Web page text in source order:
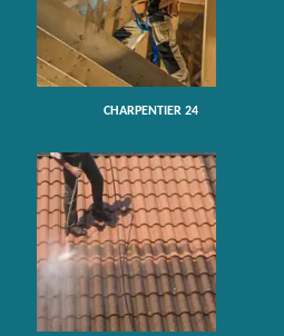
CHARPENTIER 24